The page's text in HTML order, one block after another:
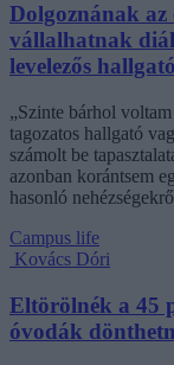
Dolgoznának az
vállalhatnak
levelezős
„Szinte bárhol
tagozatos hallgató
számolt be
azonban korántsem
hasonló
Campus life
Kovács Dóri
Eltörölnék a 45
óvodák